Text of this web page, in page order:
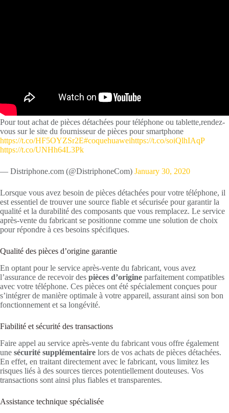
Pour tout achat de pièces détachées pour téléphone ou tablette,rendez-
vous sur le site du fournisseur de pièces pour smartphone
https://t.co/HF5OYZSr2E#coquehuaweihttps://t.co/soiQlhIAqP
https://t.co/UNHh64L3Pk
— Distriphone.com (@DistriphoneCom) January 30, 2020
Lorsque vous avez besoin de pièces détachées pour votre téléphone, il
est essentiel de trouver une source fiable et sécurisée pour garantir la
qualité et la durabilité des composants que vous remplacez. Le service
après-vente du fabricant se positionne comme une solution de choix
pour répondre à ces besoins spécifiques.
Qualité des pièces d’origine garantie
En optant pour le service après-vente du fabricant, vous avez
l’assurance de recevoir des pièces d’origine parfaitement compatibles
avec votre téléphone. Ces pièces ont été spécialement conçues pour
s’intégrer de manière optimale à votre appareil, assurant ainsi son bon
fonctionnement et sa longévité.
Fiabilité et sécurité des transactions
Faire appel au service après-vente du fabricant vous offre également
une sécurité supplémentaire lors de vos achats de pièces détachées.
En effet, en traitant directement avec le fabricant, vous limitez les
risques liés à des sources tierces potentiellement douteuses. Vos
transactions sont ainsi plus fiables et transparentes.
Assistance technique spécialisée